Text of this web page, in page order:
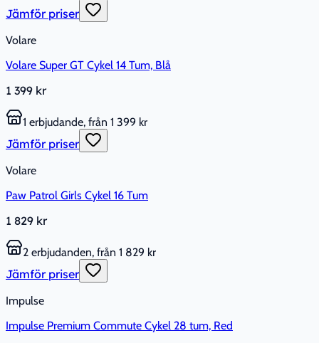
Jämför priser
Volare
Volare Super GT Cykel 14 Tum, Blå
1 399 kr
1 erbjudande, från 1 399 kr
Jämför priser
Volare
Paw Patrol Girls Cykel 16 Tum
1 829 kr
2 erbjudanden, från 1 829 kr
Jämför priser
Impulse
Impulse Premium Commute Cykel 28 tum, Red